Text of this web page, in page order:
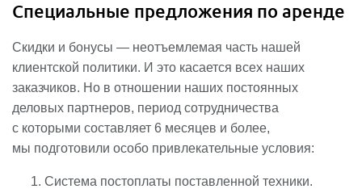
Специальные предложения по аренде
Скидки и бонусы — неотъемлемая часть нашей
клиентской политики. И это касается всех наших
заказчиков. Но в отношении наших постоянных
деловых партнеров, период сотрудничества
с которыми составляет 6 месяцев и более,
мы подготовили особо привлекательные условия:
Система постоплаты поставленной техники.